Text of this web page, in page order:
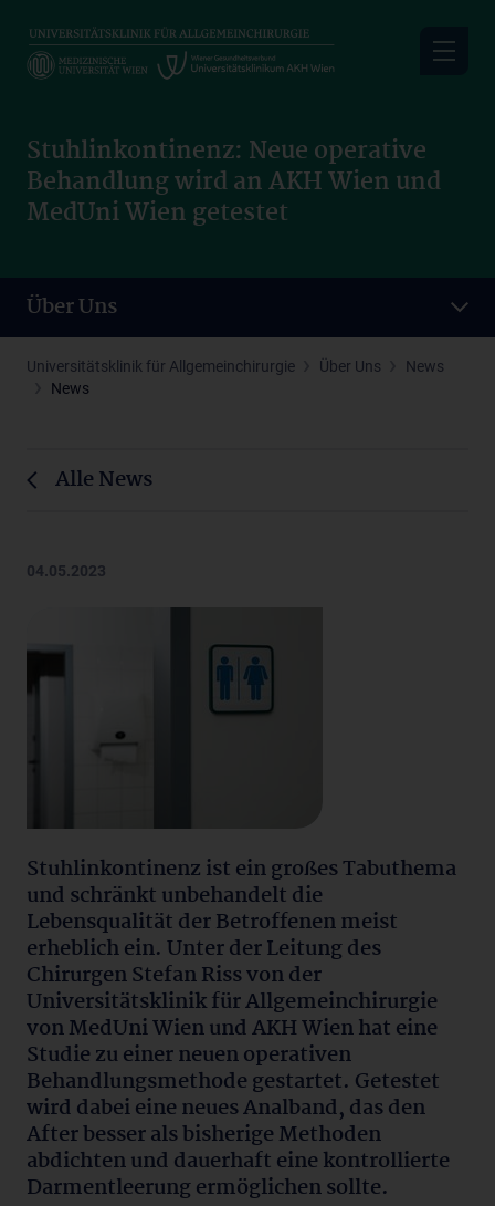
main
Stuhlinkontinenz: Neue operative
Behandlung wird an AKH Wien und
MedUni Wien getestet
Über Uns
Universitätsklinik für Allgemeinchirurgie Über Uns
News
News
Alle News
04.05.2023
Stuhlinkontinenz ist ein großes Tabuthema
und schränkt unbehandelt die
Lebensqualität der Betroffenen meist
erheblich ein. Unter der Leitung des
Chirurgen Stefan Riss von der
Universitätsklinik für Allgemeinchirurgie
von MedUni Wien und AKH Wien hat eine
Studie zu einer neuen operativen
Behandlungsmethode gestartet. Getestet
wird dabei eine neues Analband, das den
After besser als bisherige Methoden
abdichten und dauerhaft eine kontrollierte
Darmentleerung ermöglichen sollte.